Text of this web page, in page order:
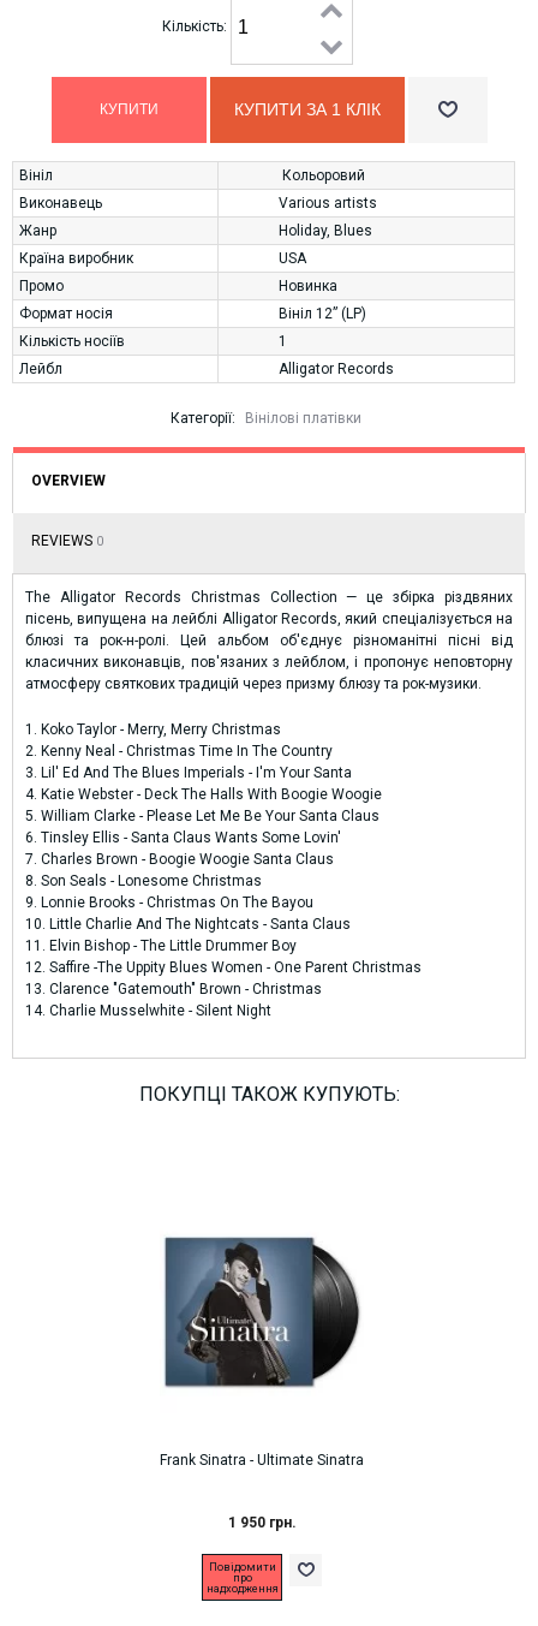
Кількість:
КУПИТИ ЗА 1 КЛIК
Вініл
Кольоровий
Виконавець
Various artists
Жанр
Holiday, Blues
Країна виробник
USA
Промо
Новинка
Формат носія
Вініл 12” (LP)
Кількість носіїв
1
Лейбл
Alligator Records
Категорії: Вінілові платівки
OVERVIEW
REVIEWS 0
The Alligator Records Christmas Collection — це збірка різдвяних
пісень, випущена на лейблі Alligator Records, який спеціалізується на
блюзі та рок-н-ролі. Цей альбом об'єднує різноманітні пісні від
класичних виконавців, пов'язаних з лейблом, і пропонує неповторну
атмосферу святкових традицій через призму блюзу та рок-музики.
1. Koko Taylor - Merry, Merry Christmas
2. Kenny Neal - Christmas Time In The Country
3. Lil' Ed And The Blues Imperials - I'm Your Santa
4. Katie Webster - Deck The Halls With Boogie Woogie
5. William Clarke - Please Let Me Be Your Santa Claus
6. Tinsley Ellis - Santa Claus Wants Some Lovin'
7. Charles Brown - Boogie Woogie Santa Claus
8. Son Seals - Lonesome Christmas
9. Lonnie Brooks - Christmas On The Bayou
10. Little Charlie And The Nightcats - Santa Claus
11. Elvin Bishop - The Little Drummer Boy
12. Saffire -The Uppity Blues Women - One Parent Christmas
13. Clarence "Gatemouth" Brown - Christmas
14. Charlie Musselwhite - Silent Night
ПОКУПЦІ ТАКОЖ КУПУЮТЬ:
Frank Sinatra - Ultimate Sinatra
1 950 грн.
Повідомити
про
надходження